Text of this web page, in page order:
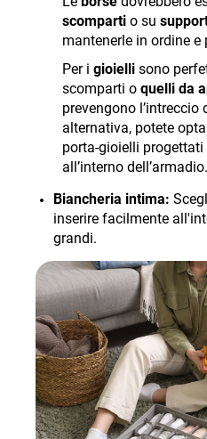
scomparti o su
mantenerle in ordine e
Per i gioielli sono
scomparti o quelli da
prevengono
alternativa, potete
porta-gioielli progettati
all’interno dell’armadio.
Biancheria intima:
inserire facilmente
grandi.